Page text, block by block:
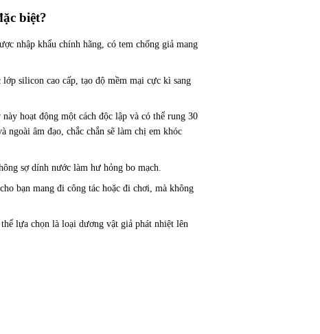
biệt?
nhập khẩu chính hãng, có tem chống giả mang
silicon cao cấp, tạo độ mềm mại cực kì sang
hoạt động một cách độc lập và có thể rung 30
âm đạo, chắc chắn sẽ làm chị em khóc
sợ dính nước làm hư hỏng bo mạch.
bạn mang đi công tác hoặc đi chơi, mà không
lựa chọn là loại dương vật giả phát nhiệt lên